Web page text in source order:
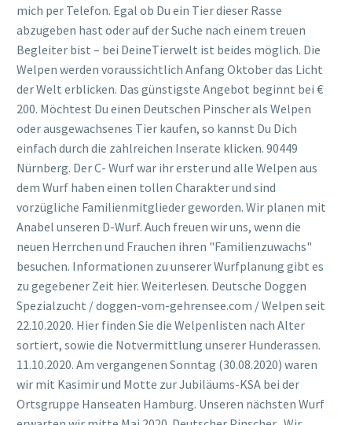
mich per Telefon. Egal ob Du ein Tier dieser Rasse
abzugeben hast oder auf der Suche nach einem treuen
Begleiter bist – bei DeineTierwelt ist beides möglich. Die
Welpen werden voraussichtlich Anfang Oktober das Licht
der Welt erblicken. Das günstigste Angebot beginnt bei €
200. Möchtest Du einen Deutschen Pinscher als Welpen
oder ausgewachsenes Tier kaufen, so kannst Du Dich
einfach durch die zahlreichen Inserate klicken. 90449
Nürnberg. Der C- Wurf war ihr erster und alle Welpen aus
dem Wurf haben einen tollen Charakter und sind
vorzügliche Familienmitglieder geworden. Wir planen mit
Anabel unseren D-Wurf. Auch freuen wir uns, wenn die
neuen Herrchen und Frauchen ihren "Familienzuwachs"
besuchen. Informationen zu unserer Wurfplanung gibt es
zu gegebener Zeit hier. Weiterlesen. Deutsche Doggen
Spezialzucht / doggen-vom-gehrensee.com / Welpen seit
22.10.2020. Hier finden Sie die Welpenlisten nach Alter
sortiert, sowie die Notvermittlung unserer Hunderassen.
11.10.2020. Am vergangenen Sonntag (30.08.2020) waren
wir mit Kasimir und Motte zur Jubiläums-KSA bei der
Ortsgruppe Hanseaten Hamburg. Unseren nächsten Wurf